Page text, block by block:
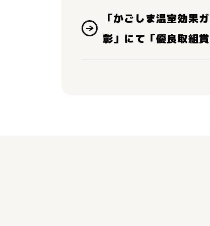
「かごしま温室効果
彰」にて「優良取組